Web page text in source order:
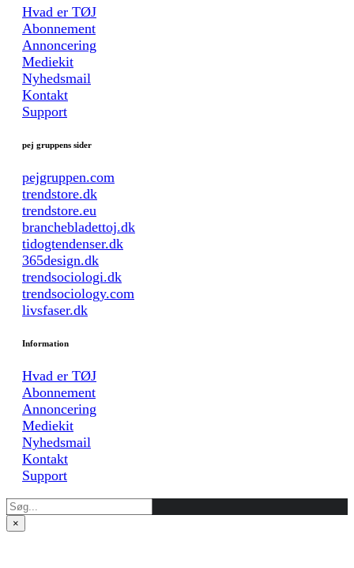
Hvad er TØJ
Abonnement
Annoncering
Mediekit
Nyhedsmail
Kontakt
Support
pej gruppens sider
pejgruppen.com
trendstore.dk
trendstore.eu
branchebladettoj.dk
tidogtendenser.dk
365design.dk
trendsociologi.dk
trendsociology.com
livsfaser.dk
Information
Hvad er TØJ
Abonnement
Annoncering
Mediekit
Nyhedsmail
Kontakt
Support
×